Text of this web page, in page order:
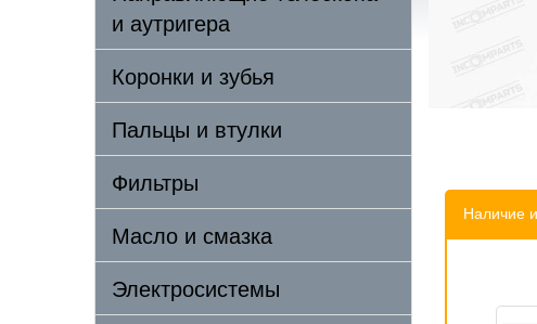
и аутригера
Коронки и зубья
Пальцы и втулки
Фильтры
Масло и смазка
Электросистемы
Наличие